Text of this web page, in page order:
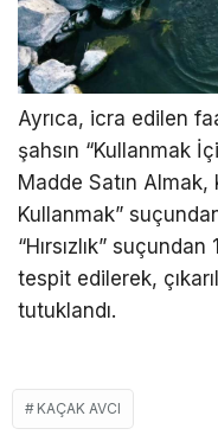
Ayrıca, icra edilen
şahsın “Kullanmak
Madde Satın
Kullanmak”
“Hırsızlık”
tespit edilerek,
tutuklandı.
KAÇAK AVCI